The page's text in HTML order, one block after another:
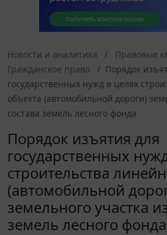
Новости и аналитика
Правовые
Гражданское право
Порядок
государственных нужд в целях
объекта (автомобильной дороги)
состава земель лесного фонда
Порядок изъятия для
государственных
строительства
(автомобильной
земельного участка
земель лесного фонда